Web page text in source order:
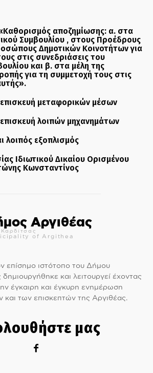
αποζημίωσης: α. στα
Συμβουλίου , στους Προέδρους
Δημοτικών Κοινοτήτων για
στις συνεδριάσεις του
και β. στα μέλη της
για τη συμμετοχή τους στις
μεταφορικών μέσων
λοιπών μηχανημάτων
λοιπός εξοπλισμός
Ιδιωτικού Δικαίου Ορισμένου
Κωνσταντίνος
Αργιθέας
of Argithea
επίσημο ιστότοπο του Δήμου
και λειτουργεί έχοντας
έγκαιρη και έγκυρη ενημέρωση
των επισκεπτών της Αργιθέας.
μας